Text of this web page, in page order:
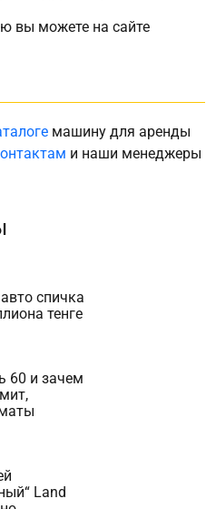
вы можете на сайте
машину для аренды
и наши менеджеры
спичка
тенге
60 и зачем
Land